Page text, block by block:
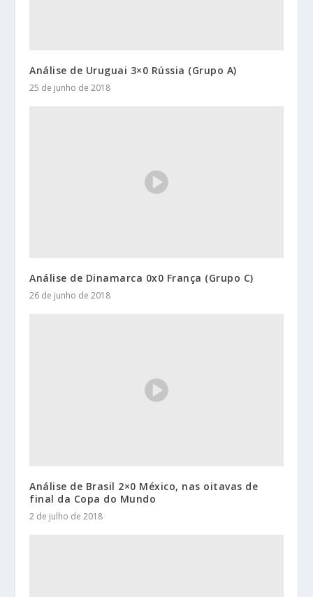
Análise de Uruguai 3×0 Rússia (Grupo A)
25 de junho de 2018
Análise de Dinamarca 0x0 França (Grupo C)
26 de junho de 2018
Análise de Brasil 2×0 México, nas oitavas de
final da Copa do Mundo
2 de julho de 2018